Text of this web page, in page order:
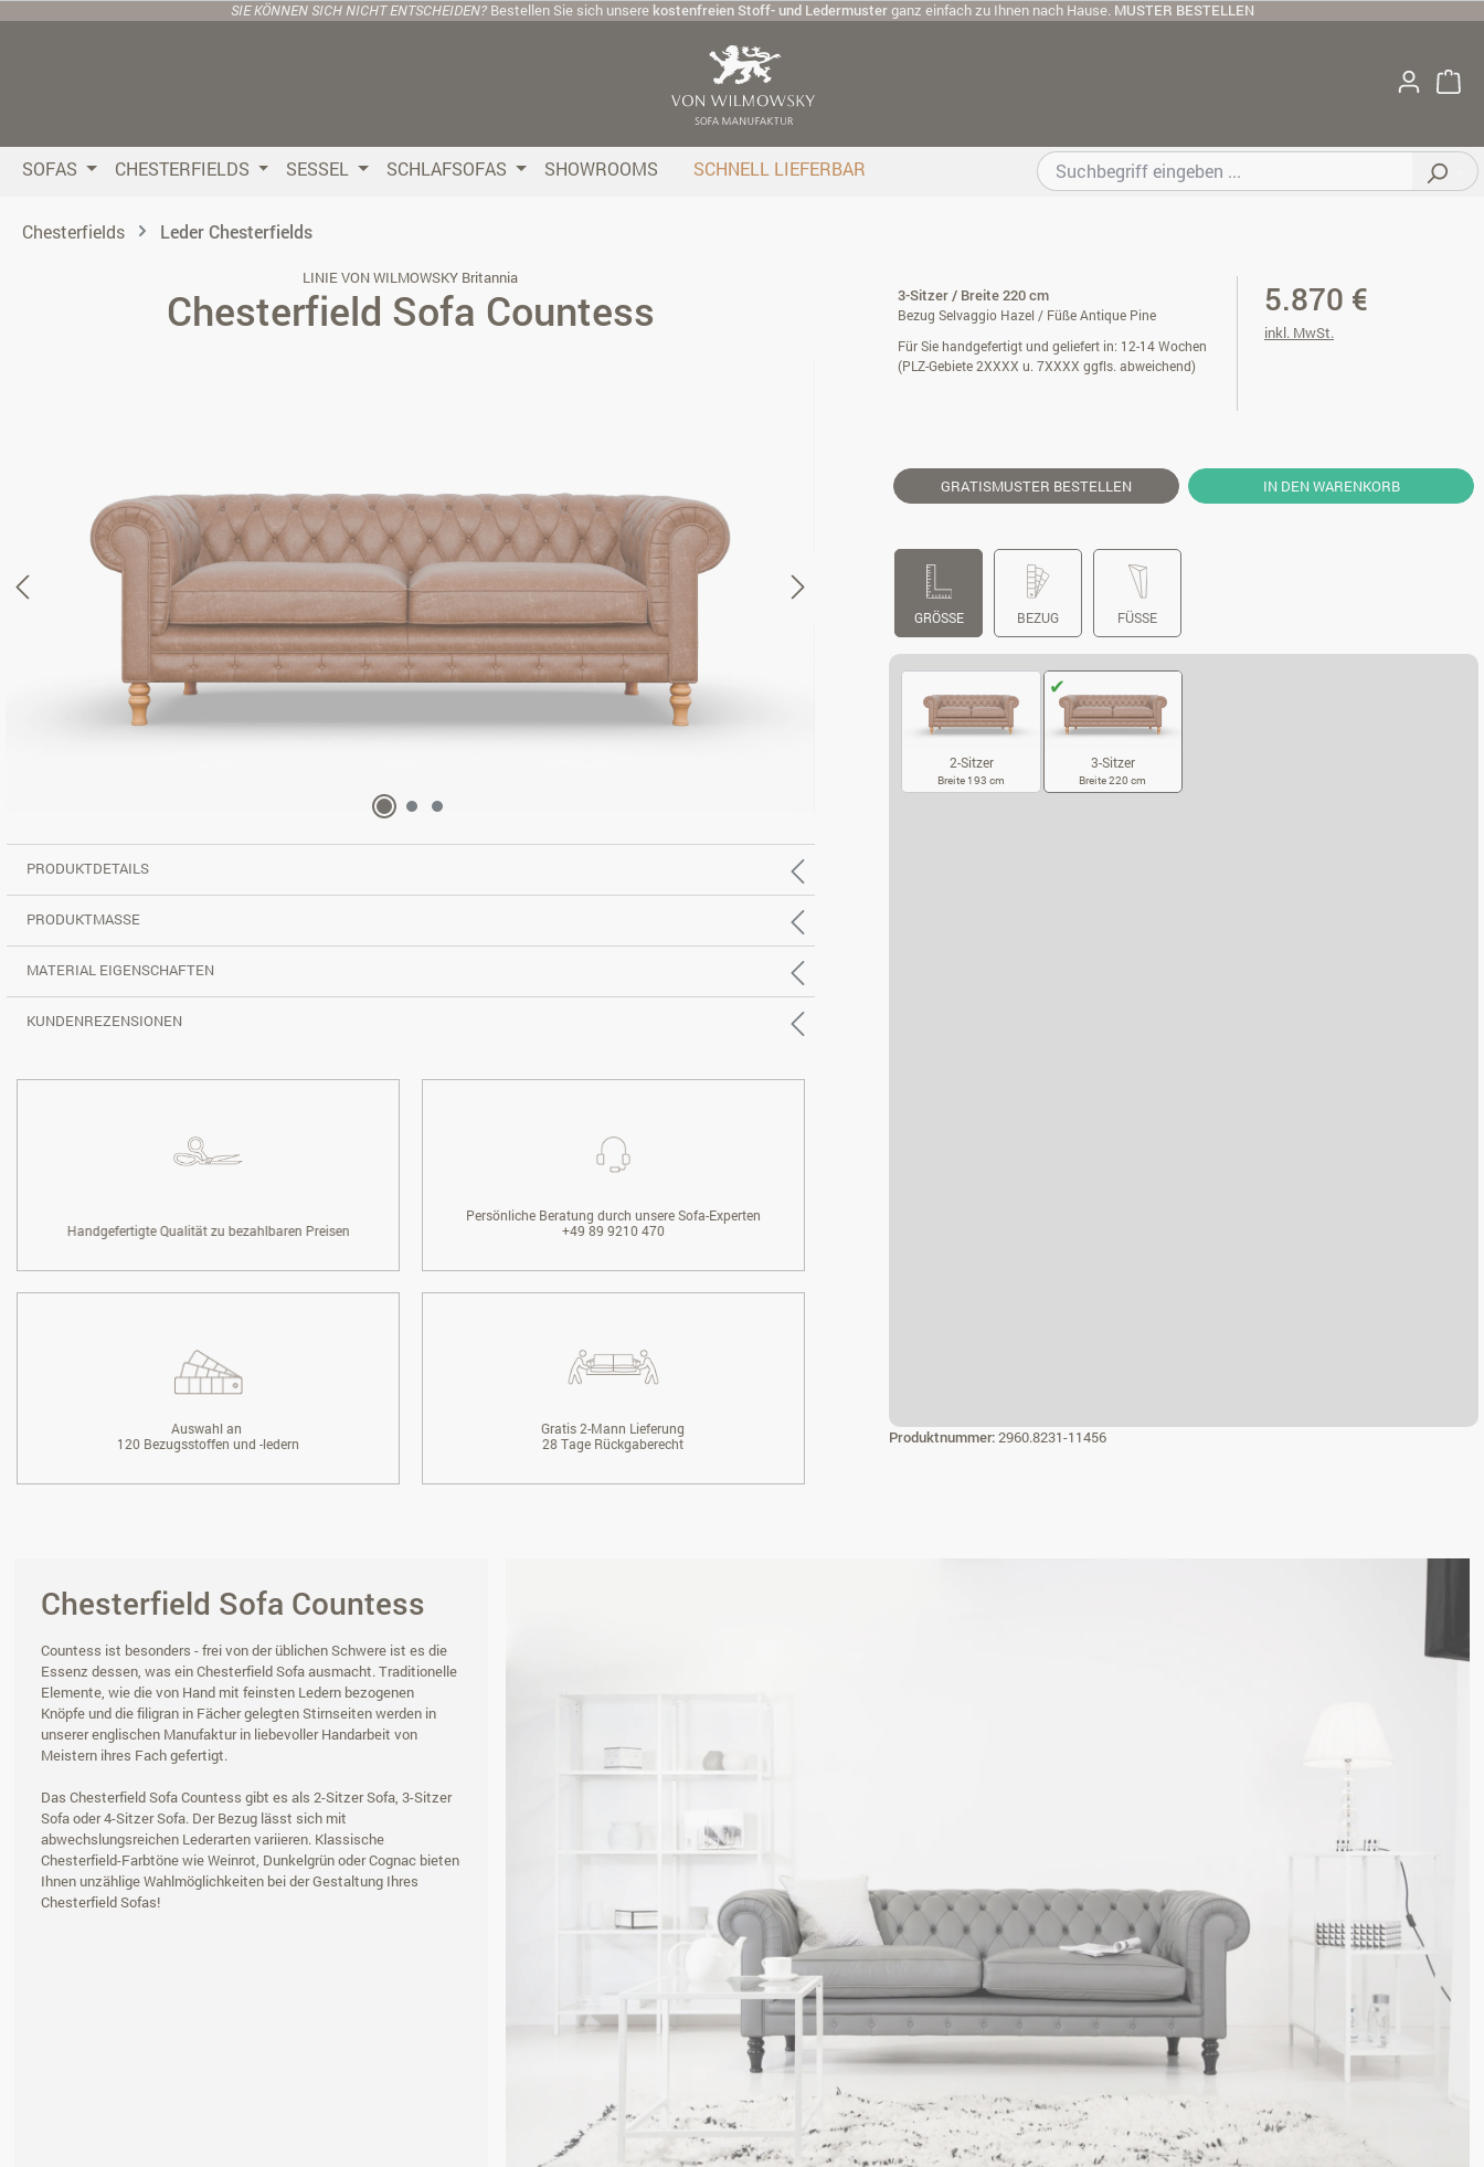
Hauptinhalt springen
Zur Suche springen
Zur Hauptnavigation springen
SIE KÖNNEN SICH NICHT ENTSCHEIDEN? Bestellen Sie sich unsere kostenfreien Stoff- und Ledermusterganz einfach zu Ihnen nach Hause. MUSTER BESTELLEN
SOFAS CHESTERFIELDS SESSEL SCHLAFSOFAS SHOWROOMS SCHNELL LIEFERBAR
Chesterfields Leder Chesterfields
LINIE VON WILMOWSKY Britannia
Chesterfield Sofa Countess 3-Sitzer / Breite 220 cm
Bezug Selvaggio Hazel / Füße Antique Pine
Für Sie handgefertigt und geliefert in: 12-14 Wochen
(PLZ-Gebiete 2XXXX u. 7XXXX ggfls. abweichend)
5.870 €
inkl. MwSt.
GRATISMUSTER BESTELLEN IN DEN WARENKORB
GRÖSSE BEZUG FÜSSE
2-Sitzer
Breite 193 cm
3-Sitzer
Breite 220 cm
Produktnummer:2960.8231-11456
PRODUKTDETAILS
PRODUKTMASSE
MATERIAL EIGENSCHAFTEN
KUNDENREZENSIONEN
Handgefertigte Qualität zu bezahlbaren Preisen
Persönliche Beratung durch unsere Sofa-Experten
+49 89 9210 470
Auswahl an
120 Bezugsstoffen und -ledern
Gratis 2-Mann Lieferung
28 Tage Rückgaberecht
Chesterfield Sofa Countess
Countess ist besonders - frei von der üblichen Schwere ist es die
Essenz dessen, was ein Chesterfield Sofa ausmacht. Traditionelle
Elemente, wie die von Hand mit feinsten Ledern bezogenen
Knöpfe und die filigran in Fächer gelegten Stirnseiten werden in
unserer englischen Manufaktur in liebevoller Handarbeit von
Meistern ihres Fach gefertigt.
Das Chesterfield Sofa Countess gibt es als 2-Sitzer Sofa, 3-Sitzer
Sofa oder 4-Sitzer Sofa. Der Bezug lässt sich mit
abwechslungsreichen Lederarten variieren. Klassische
Chesterfield-Farbtöne wie Weinrot, Dunkelgrün oder Cognac bieten
Ihnen unzählige Wahlmöglichkeiten bei der Gestaltung Ihres
Chesterfield Sofas!